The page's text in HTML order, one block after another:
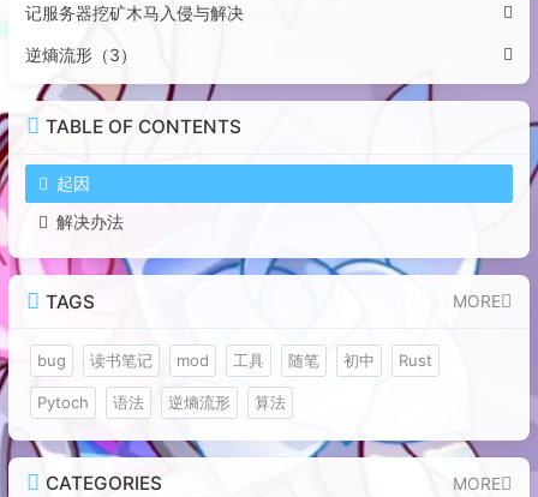
记服务器挖矿木马入侵与解决
逆熵流形（3）
TABLE OF CONTENTS
起因
解决办法
TAGS MORE
bug 读书笔记 mod 工具 随笔 初中 Rust
Pytoch 语法 逆熵流形 算法
CATEGORIES MORE